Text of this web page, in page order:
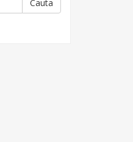
Detalii curs
Cauta